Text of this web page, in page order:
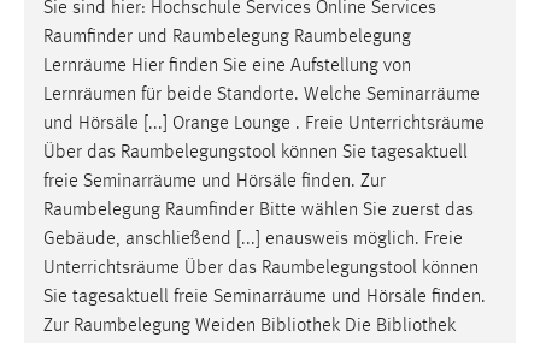
Sie sind hier: Hochschule Services Online Services
Raumfinder und Raumbelegung Raumbelegung
Lernräume Hier finden Sie eine Aufstellung von
Lernräumen für beide Standorte. Welche Seminarräume
und Hörsäle [...] Orange Lounge . Freie Unterrichtsräume
Über das Raumbelegungstool können Sie tagesaktuell
freie Seminarräume und Hörsäle finden. Zur
Raumbelegung Raumfinder Bitte wählen Sie zuerst das
Gebäude, anschließend [...] enausweis möglich. Freie
Unterrichtsräume Über das Raumbelegungstool können
Sie tagesaktuell freie Seminarräume und Hörsäle finden.
Zur Raumbelegung Weiden Bibliothek Die Bibliothek